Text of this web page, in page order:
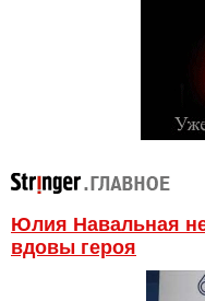
Юлия Навальная
вдовы героя